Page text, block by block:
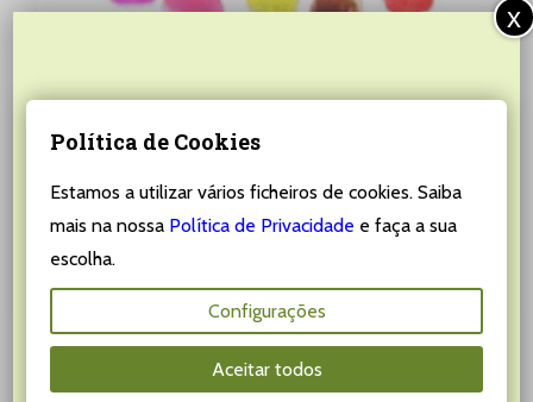
Sortido de Gomas – Brilho
newsletter
Não perca as últimas novidades, promoções,
destaques e muito, muito mais!
Email:
x
Política de Cookies
Estamos a utilizar vários ficheiros de cookies. Saiba
mais na nossa Política de Privacidade e faça a sua
escolha.
Configurações
Aceitar todos